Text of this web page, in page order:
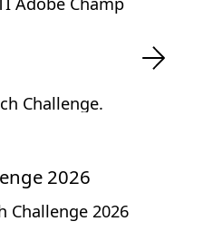
2026
Challenge 2026